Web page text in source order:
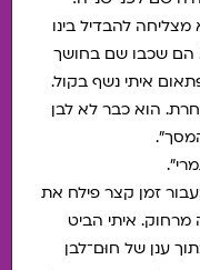
להבדיל בינו
הם שכבו שם בחושך
איתי נשף בקול.
הוא כבר לא לבן
זמן קצר פילח את
איתי הביט
ענן של חוּם־לבן